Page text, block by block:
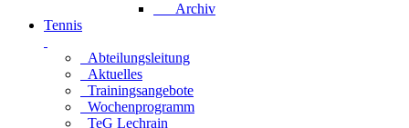
Archiv
Tennis
Abteilungsleitung
Aktuelles
Trainingsangebote
Wochenprogramm
TeG Lechrain